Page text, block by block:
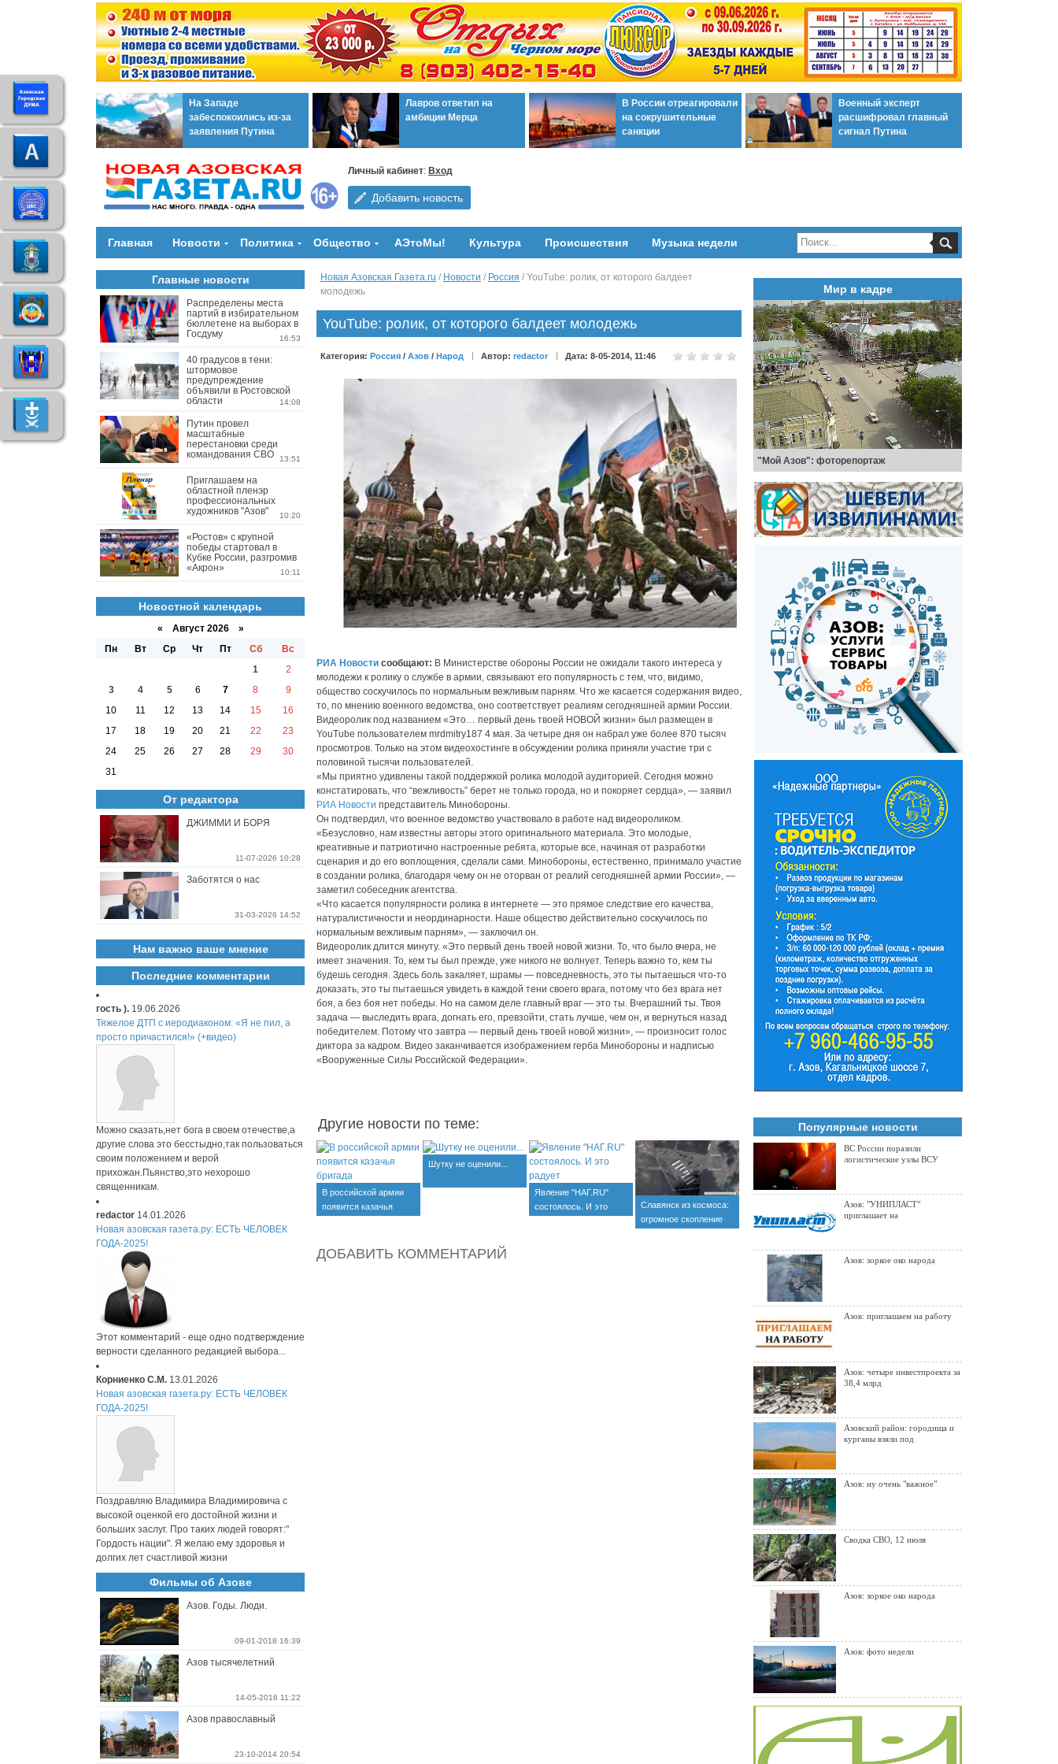
На Западе
забеспокоились из-за
заявления Путина
Лавров ответил на
амбиции Мерца
В России отреагировали
на сокрушительные
санкции
Военный эксперт
расшифровал главный
сигнал Путина
Личный кабинет: Вход
Добавить новость
Главная Новости Политика Общество АЭтоМы! Культура Происшествия Музыка недели
Новая Азовская Газета.ru / Новости / Россия / YouTube: ролик, от которого балдеет
молодежь
YouTube: ролик, от которого балдеет молодежь
Категория: Россия / Азов / Народ Автор: redactor Дата: 8-05-2014, 11:46
РИА Новости сообщают: В Министерстве обороны России не ожидали такого интереса у
молодежи к ролику о службе в армии, связывают его популярность с тем, что, видимо,
общество соскучилось по нормальным вежливым парням. Что же касается содержания видео,
то, по мнению военного ведомства, оно соответствует реалиям сегодняшней армии России.
Видеоролик под названием «Это… первый день твоей НОВОЙ жизни» был размещен в
YouTube пользователем mrdmitry187 4 мая. За четыре дня он набрал уже более 870 тысяч
просмотров. Только на этом видеохостинге в обсуждении ролика приняли участие три с
половиной тысячи пользователей.
«Мы приятно удивлены такой поддержкой ролика молодой аудиторией. Сегодня можно
констатировать, что “вежливость” берет не только города, но и покоряет сердца», — заявил
РИА Новости представитель Минобороны.
Он подтвердил, что военное ведомство участвовало в работе над видеороликом.
«Безусловно, нам известны авторы этого оригинального материала. Это молодые,
креативные и патриотично настроенные ребята, которые все, начиная от разработки
сценария и до его воплощения, сделали сами. Минобороны, естественно, принимало участие
в создании ролика, благодаря чему он не оторван от реалий сегодняшней армии России», —
заметил собеседник агентства.
«Что касается популярности ролика в интернете — это прямое следствие его качества,
натуралистичности и неординарности. Наше общество действительно соскучилось по
нормальным вежливым парням», — заключил он.
Видеоролик длится минуту. «Это первый день твоей новой жизни. То, что было вчера, не
имеет значения. То, кем ты был прежде, уже никого не волнует. Теперь важно то, кем ты
будешь сегодня. Здесь боль закаляет, шрамы — повседневность, это ты пытаешься что-то
доказать, это ты пытаешься увидеть в каждой тени своего врага, потому что без врага нет
боя, а без боя нет победы. Но на самом деле главный враг — это ты. Вчерашний ты. Твоя
задача — выследить врага, догнать его, превзойти, стать лучше, чем он, и вернуться назад
победителем. Потому что завтра — первый день твоей новой жизни», — произносит голос
диктора за кадром. Видео заканчивается изображением герба Минобороны и надписью
«Вооруженные Силы Российской Федерации».
Другие новости по теме:
В российской армии
появится казачья
Шутку не оценили...
Явление "НАГ.RU"
состоялось. И это
Славянск из космоса:
огромное скопление
ДОБАВИТЬ КОММЕНТАРИЙ
Главные новости
Распределены места
партий в избирательном
бюллетене на выборах в
Госдуму
16:53
40 градусов в тени:
штормовое
предупреждение
объявили в Ростовской
области
14:08
Путин провел
масштабные
перестановки среди
командования СВО
13:51
Приглашаем на
областной пленэр
профессиональных
художников "Азов"
10:20
«Ростов» с крупной
победы стартовал в
Кубке России, разгромив
«Акрон»
10:11
Новостной календарь
« Август 2026 »
Пн
Вт Ср Чт Пт Сб
Вс
1
2
3
4 5 6 7 8
9
10
11 12 13 14 15
16
17
18 19 20 21 22
23
24
25 26 27 28 29
30
31
От редактора
ДЖИММИ И БОРЯ
11-07-2026 10:28
Заботятся о нас
31-03-2026 14:52
Нам важно ваше мнение
Последние комментарии
гость ). 19.06.2026
Тяжелое ДТП с иеродиаконом: «Я не пил, а
просто причастился!» (+видео)
Можно сказать,нет бога в своем отечестве,а
другие слова это бесстыдно,так пользоваться
своим положением и верой
прихожан.Пьянство,это нехорошо
священникам.
redactor 14.01.2026
Новая азовская газета.ру: ЕСТЬ ЧЕЛОВЕК
ГОДА-2025!
Этот комментарий - еще одно подтверждение
верности сделанного редакцией выбора...
Корниенко С.М. 13.01.2026
Новая азовская газета.ру: ЕСТЬ ЧЕЛОВЕК
ГОДА-2025!
Поздравляю Владимира Владимировича с
высокой оценкой его достойной жизни и
больших заслуг. Про таких людей говорят:"
Гордость нации". Я желаю ему здоровья и
долгих лет счастливой жизни
Фильмы об Азове
Азов. Годы. Люди.
09-01-2018 16:39
Азов тысячелетний
14-05-2016 11:22
Азов православный
23-10-2014 20:54
Мир в кадре
"Мой Азов": фоторепортаж
Популярные новости
ВС России поразили
логистические узлы ВСУ
Азов: "УНИПЛАСТ"
приглашает на
Азов: зоркое око народа
Азов: приглашаем на работу
Азов: четыре инвестпроекта за
38,4 млрд
Азовский район: городища и
курганы взяли под
Азов: ну очень "важное"
Сводка СВО, 12 июля
Азов: зоркое око народа
Азов: фото недели